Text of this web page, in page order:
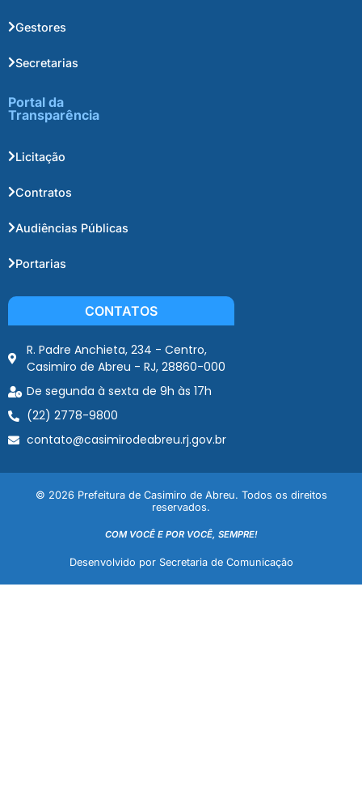
Gestores
Secretarias
Portal da
Transparência
Licitação
Contratos
Audiências Públicas
Portarias
CONTATOS
R. Padre Anchieta, 234 - Centro,
Casimiro de Abreu - RJ, 28860-000
De segunda à sexta de 9h às 17h
(22) 2778-9800
contato@casimirodeabreu.rj.gov.br
© 2026 Prefeitura de Casimiro de Abreu. Todos os direitos
reservados.
COM VOCÊ E POR VOCÊ, SEMPRE!
Desenvolvido por Secretaria de Comunicação